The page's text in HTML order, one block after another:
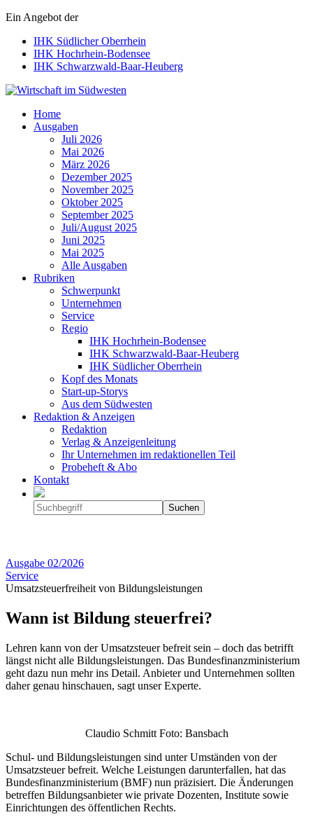
Ein Angebot der
IHK Südlicher Oberrhein
IHK Hochrhein-Bodensee
IHK Schwarzwald-Baar-Heuberg
Wirtschaft im Südwesten
Home
Ausgaben
Juli 2026
Mai 2026
März 2026
Dezember 2025
November 2025
Oktober 2025
September 2025
Juli/August 2025
Juni 2025
Mai 2025
Alle Ausgaben
Rubriken
Schwerpunkt
Unternehmen
Service
Regio
IHK Hochrhein-Bodensee
IHK Schwarzwald-Baar-Heuberg
IHK Südlicher Oberrhein
Kopf des Monats
Start-up-Storys
Aus dem Südwesten
Redaktion & Anzeigen
Redaktion
Verlag & Anzeigenleitung
Ihr Unternehmen im redaktionellen Teil
Probeheft & Abo
Kontakt
Ausgabe 02/2026
Service
Umsatzsteuerfreiheit von Bildungsleistungen
Wann ist Bildung steuerfrei?
Lehren kann von der Umsatzsteuer befreit sein – doch das betrifft
längst nicht alle Bildungsleistungen. Das Bundesfinanzministerium
geht dazu nun mehr ins Detail. Anbieter und Unternehmen sollten
daher genau hinschauen, sagt unser Experte.
Claudio Schmitt Foto: Bansbach
Schul- und Bildungsleistungen sind unter Umständen von der
Umsatzsteuer befreit. Welche Leistungen darunterfallen, hat das
Bundesfinanzministerium (BMF) nun präzisiert. Die Änderungen
betreffen Bildungsanbieter wie private Dozenten, Institute sowie
Einrichtungen des öffentlichen Rechts.